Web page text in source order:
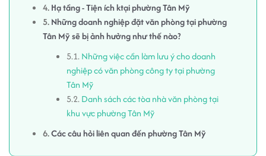
4.Hạ tầng - Tiện ích ktại phường Tân Mỹ
5.Những doanh nghiệp đặt văn phòng tại phường
Tân Mỹ sẽ bị ảnh hưởng như thế nào?
5.1.Những việc cần làm lưu ý cho doanh
nghiệp có văn phòng công ty tại phường
Tân Mỹ
5.2.Danh sách các tòa nhà văn phòng tại
khu vực phường Tân Mỹ
6.Các câu hỏi liên quan đến phường Tân Mỹ